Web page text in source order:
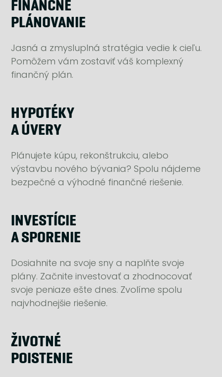
FINANČNÉ
PLÁNOVANIE
Jasná a zmysluplná stratégia vedie k cieľu.
Pomôžem vám zostaviť váš komplexný
finančný plán.
HYPOTÉKY
A ÚVERY
Plánujete kúpu, rekonštrukciu, alebo
výstavbu nového bývania? Spolu nájdeme
bezpečné a výhodné finančné riešenie.
INVESTÍCIE
A SPORENIE
Dosiahnite na svoje sny a naplňte svoje
plány. Začnite investovať a zhodnocovať
svoje peniaze ešte dnes. Zvolíme spolu
najvhodnejšie riešenie.
ŽIVOTNÉ
POISTENIE